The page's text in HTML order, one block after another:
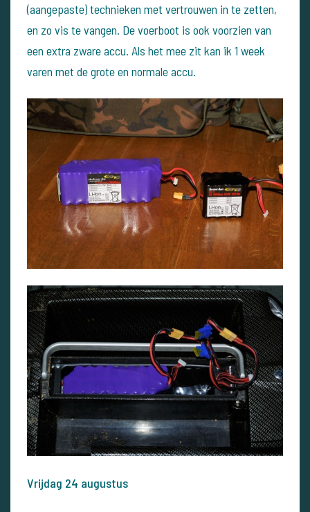
(aangepaste) technieken met vertrouwen in te zetten,
en zo vis te vangen. De voerboot is ook voorzien van
een extra zware accu. Als het mee zit kan ik 1 week
varen met de grote en normale accu.
Vrijdag 24 augustus